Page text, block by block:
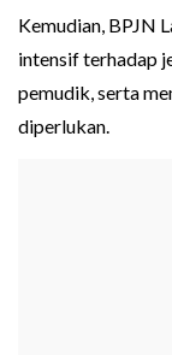
Kemudian, BPJN
intensif terhadap
pemudik, serta
diperlukan.